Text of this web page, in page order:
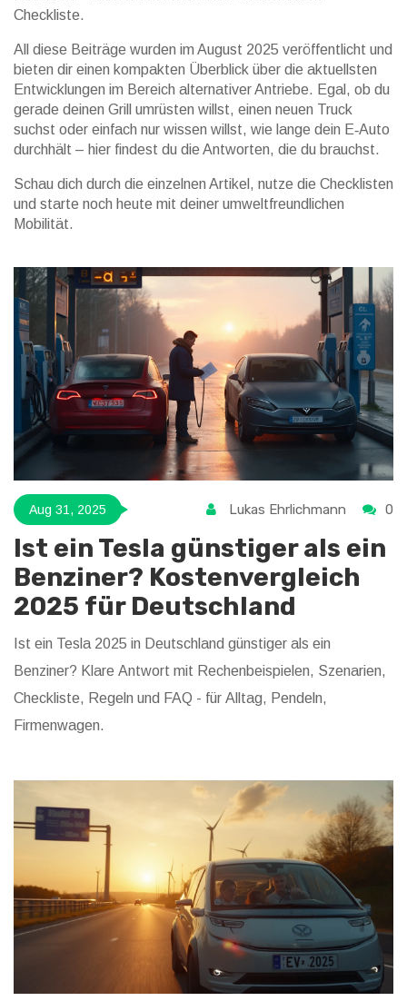
Checkliste.
All diese Beiträge wurden im August 2025 veröffentlicht und
bieten dir einen kompakten Überblick über die aktuellsten
Entwicklungen im Bereich alternativer Antriebe. Egal, ob du
gerade deinen Grill umrüsten willst, einen neuen Truck
suchst oder einfach nur wissen willst, wie lange dein E‑Auto
durchhält – hier findest du die Antworten, die du brauchst.
Schau dich durch die einzelnen Artikel, nutze die Checklisten
und starte noch heute mit deiner umweltfreundlichen
Mobilität.
Aug 31, 2025 Lukas Ehrlichmann 0
Ist ein Tesla günstiger als ein
Benziner? Kostenvergleich
2025 für Deutschland
Ist ein Tesla 2025 in Deutschland günstiger als ein
Benziner? Klare Antwort mit Rechenbeispielen, Szenarien,
Checkliste, Regeln und FAQ - für Alltag, Pendeln,
Firmenwagen.